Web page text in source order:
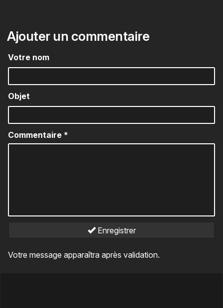
Ajouter un commentaire
Votre nom
Objet
Commentaire *
Enregistrer
Votre message apparaîtra après validation.